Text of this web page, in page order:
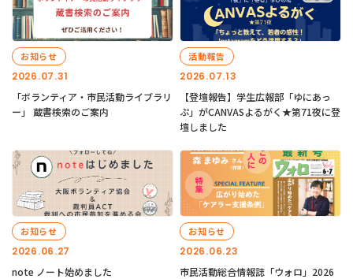
2026.07.31
お知らせ
「ボランティア・市民活動ライブラリ
ー」 蔵書検索のご案内
2026.07.13
活動報告
【登壇報告】学生広報部「ゆにあっ
ぷ」がCANVASよるがく★第71夜に登
壇しました
2026.06.27
お知らせ
note ノート始めました
2026.06.23
お知らせ
市民活動総合情報誌「ウォロ」2026